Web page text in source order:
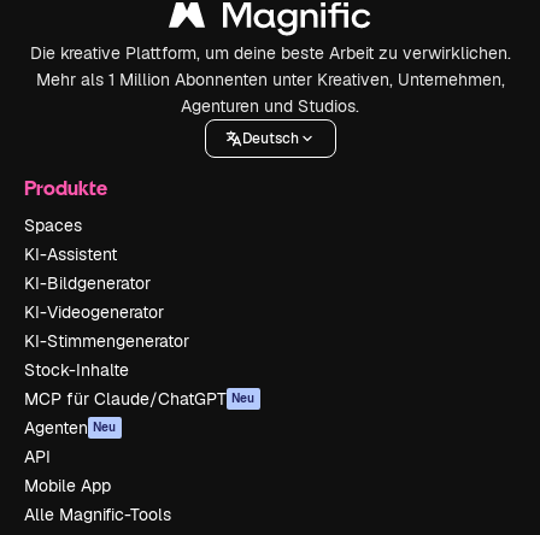
Die kreative Plattform, um deine beste Arbeit zu verwirklichen.
Mehr als 1 Million Abonnenten unter Kreativen, Unternehmen,
Agenturen und Studios.
Deutsch
Produkte
Spaces
KI-Assistent
KI-Bildgenerator
KI-Videogenerator
KI-Stimmengenerator
Stock-Inhalte
MCP für Claude/ChatGPT Neu
Agenten Neu
API
Mobile App
Alle Magnific-Tools